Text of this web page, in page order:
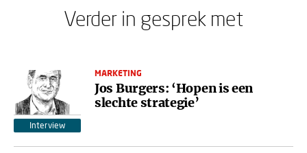
Verder in gesprek met
Interview
MARKETING
Jos Burgers: ‘Hopen is een
slechte strategie’